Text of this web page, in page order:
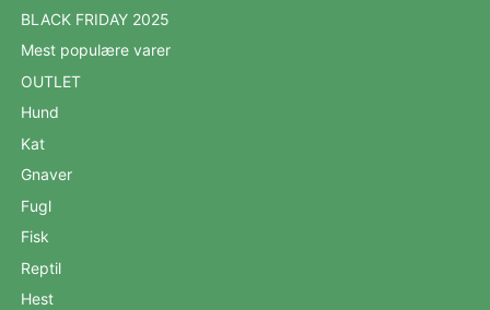
BLACK FRIDAY 2025
Mest populære varer
OUTLET
Hund
Kat
Gnaver
Fugl
Fisk
Reptil
Hest